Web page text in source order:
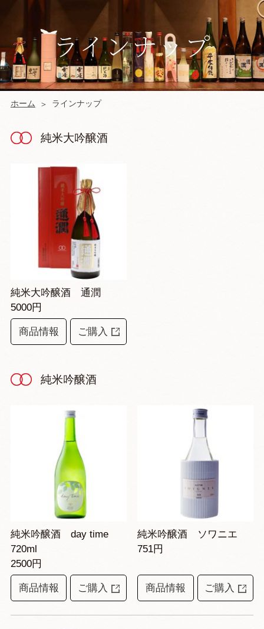
ラインナップ
ホーム ラインナップ
純米大吟醸酒
純米大吟醸酒 通潤
5000円
商品情報 ご購入
純米吟醸酒
純米吟醸酒 day time
720ml
2500円
商品情報 ご購入
純米吟醸酒 ソワニエ
751円
商品情報 ご購入